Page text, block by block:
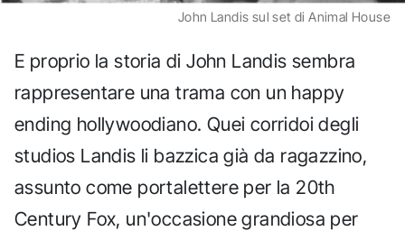
John Landis sul set di Animal House
E proprio la storia di John Landis sembra
rappresentare una trama con un happy
ending hollywoodiano. Quei corridoi degli
studios Landis li bazzica già da ragazzino,
assunto come portalettere per la 20th
Century Fox, un'occasione grandiosa per